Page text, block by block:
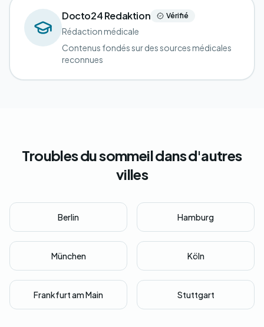
Docto24 Redaktion Vérifié
Rédaction médicale
Contenus fondés sur des sources médicales
reconnues
Troubles du sommeil dans d'autres
villes
Berlin Hamburg
München Köln
Frankfurt am Main Stuttgart